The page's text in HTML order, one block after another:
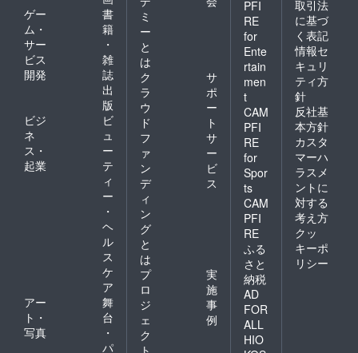
ゲー
ム・
サー
ビス
開発
書
籍
・
雑
誌
出
版
ビジ
ネ
ス・
起業
ビ
ュ
ー
テ
ィ
ー
・
ヘ
ル
ス
ケ
ア
アー
ト・
写真
舞
台
・
パ
ミ
ー
と
は
ク
ラ
ウ
ド
フ
ァ
ン
デ
ィ
ン
グ
と
は
サ
ポ
ー
ト
サ
ー
ビ
ス
プ
ロ
ジ
ェ
ク
ト
実
施
事
例
PFI
RE
for
Ente
rtain
men
t
CAM
PFI
RE
for
Spor
ts
CAM
PFI
RE
ふる
さと
納税
AD
FOR
ALL
HIO
取引法
に基づ
く表記
情報セ
キュリ
ティ方
針
反社基
本方針
カスタ
マーハ
ラスメ
ントに
対する
考え方
クッ
キーポ
リシー